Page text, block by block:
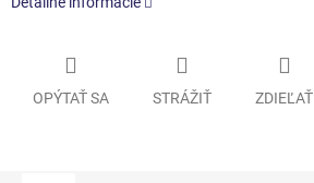
OPÝTAŤ SA STRÁŽIŤ ZDIEĽAŤ